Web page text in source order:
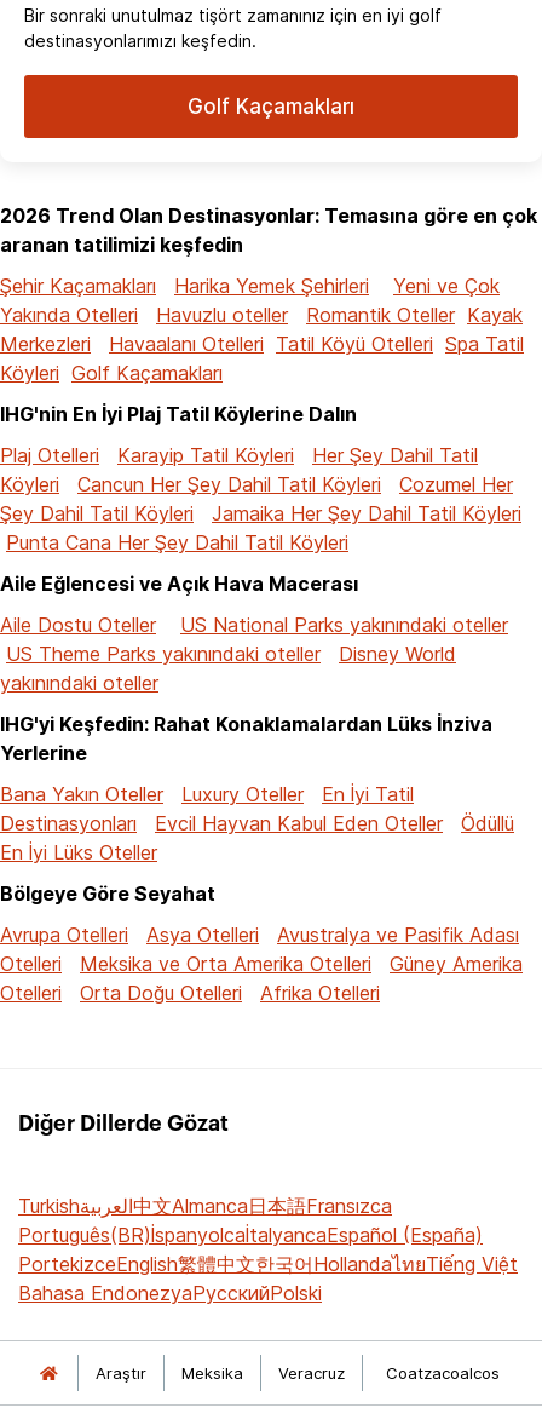
Bir sonraki unutulmaz tişört zamanınız için en iyi golf
destinasyonlarımızı keşfedin.
Golf Kaçamakları
2026 Trend Olan Destinasyonlar: Temasına göre en çok
aranan tatilimizi keşfedin
Şehir Kaçamakları
Harika Yemek Şehirleri
Yeni ve Çok
Yakında Otelleri
Havuzlu oteller Romantik Oteller Kayak
Merkezleri
Havaalanı Otelleri Tatil Köyü Otelleri Spa Tatil
Köyleri Golf Kaçamakları
IHG'nin En İyi Plaj Tatil Köylerine Dalın
Plaj Otelleri
Karayip Tatil Köyleri
Her Şey Dahil Tatil
Köyleri
Cancun Her Şey Dahil Tatil Köyleri
Cozumel Her
Şey Dahil Tatil Köyleri
Jamaika Her Şey Dahil Tatil Köyleri
Punta Cana Her Şey Dahil Tatil Köyleri
Aile Eğlencesi ve Açık Hava Macerası
Aile Dostu Oteller
US National Parks yakınındaki oteller
US Theme Parks yakınındaki oteller
Disney World
yakınındaki oteller
IHG'yi Keşfedin: Rahat Konaklamalardan Lüks İnziva
Yerlerine
Bana Yakın Oteller
Luxury Oteller
En İyi Tatil
Destinasyonları
Evcil Hayvan Kabul Eden Oteller
Ödüllü
En İyi Lüks Oteller
Bölgeye Göre Seyahat
Avrupa Otelleri
Asya Otelleri
Avustralya ve Pasifik Adası
Otelleri
Meksika ve Orta Amerika Otelleri
Güney Amerika
Otelleri
Orta Doğu Otelleri Afrika Otelleri
Diğer Dillerde Gözat
Turkishالعربية中文Almanca日本語Fransızca
Português(BR)İspanyolcaİtalyancaEspañol (España)
PortekizceEnglish繁體中文한국어HollandaไทยTiếng Việt
Bahasa EndonezyaРусскийPolski
Araştır Meksika Veracruz Coatzacoalcos